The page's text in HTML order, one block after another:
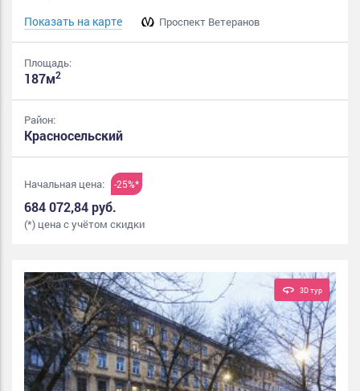
Показать на карте Проспект Ветеранов
Площадь:
187м2
Район:
Красносельский
Начальная цена: -25%*
684 072,84 руб.
(*) цена с учётом скидки
3D тур